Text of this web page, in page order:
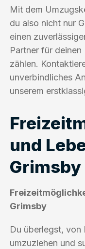
Mit dem
du also nicht nur
einen
Partner für
zählen.
unverbindliches
unserem
und
Grimsby
Grimsby
Du überlegst, von
umzuziehen und